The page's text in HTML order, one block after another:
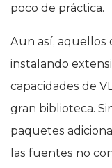
poco de práctica.
Aun así, aquellos
instalando
capacidades de
gran biblioteca.
paquetes
las fuentes no